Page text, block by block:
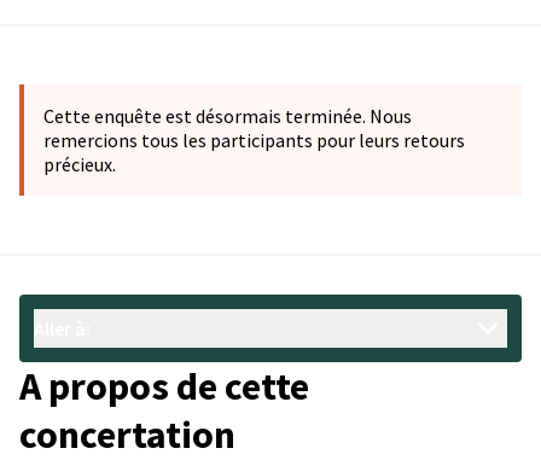
Cette enquête est désormais terminée. Nous
remercions tous les participants pour leurs retours
précieux.
A propos de cette
concertation